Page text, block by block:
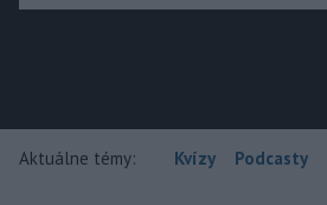
Aktuálne témy: Kvízy Podcasty